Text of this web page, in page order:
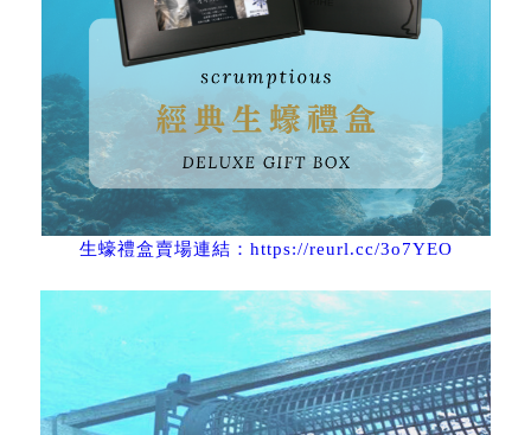
生蠔禮盒賣場連結：https://reurl.cc/3o7YEO